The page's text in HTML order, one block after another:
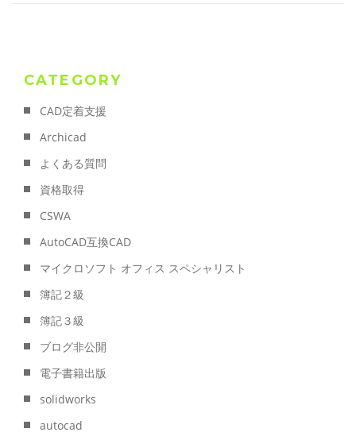
CATEGORY
CAD定着支援
Archicad
よくある質問
資格取得
CSWA
AutoCAD互換CAD
マイクロソフト オフィス スペシャリスト
簿記２級
簿記３級
ブログ非公開
電子書籍出版
solidworks
autocad